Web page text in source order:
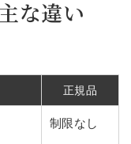
な違い
正規品
制限なし